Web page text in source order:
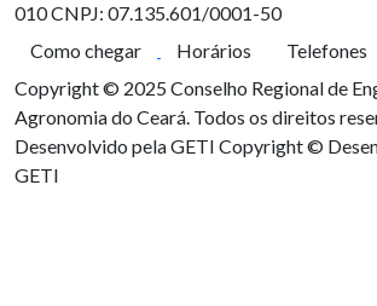
010CNPJ: 07.135.601/0001-50
Como chegar
Horários
Telefones
Copyright © 2025 Conselho Regional de
Agronomia do Ceará. Todos os direitos
Desenvolvido pela GETI Copyright ©
GETI